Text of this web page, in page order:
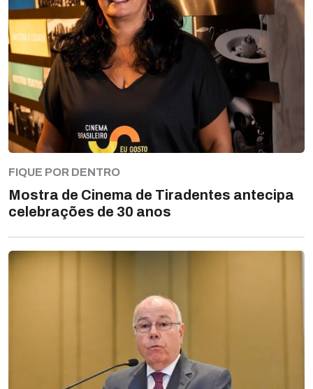
FIQUE POR DENTRO
Mostra de Cinema de Tiradentes antecipa
celebrações de 30 anos